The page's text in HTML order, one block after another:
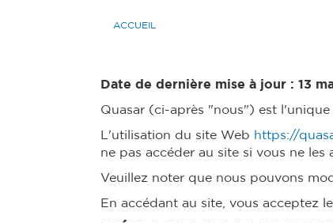
ACCUEIL
Date de dernière mise à jour : 13
Quasar (ci-après "nous") est
L'utilisation du site Web https://
ne pas accéder au site si vous ne les
Veuillez noter que nous pouvons
En accédant au site, vous acceptez